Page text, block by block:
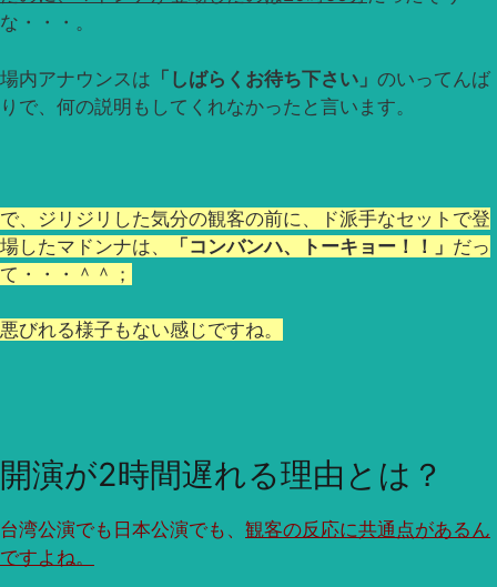
な・・・。
場内アナウンスは 「しばらくお待ち下さい」 のいってんば
りで、何の説明もしてくれなかったと言います。
で、ジリジリした気分の観客の前に、ド派手なセットで登
場したマドンナは、
「コンバンハ、トーキョー！！」 だっ
て・・・＾＾；
悪びれる様子もない感じですね。
開演が2時間遅れる理由とは？
台湾公演でも日本公演でも、 観客の反応に共通点があるん
ですよね。